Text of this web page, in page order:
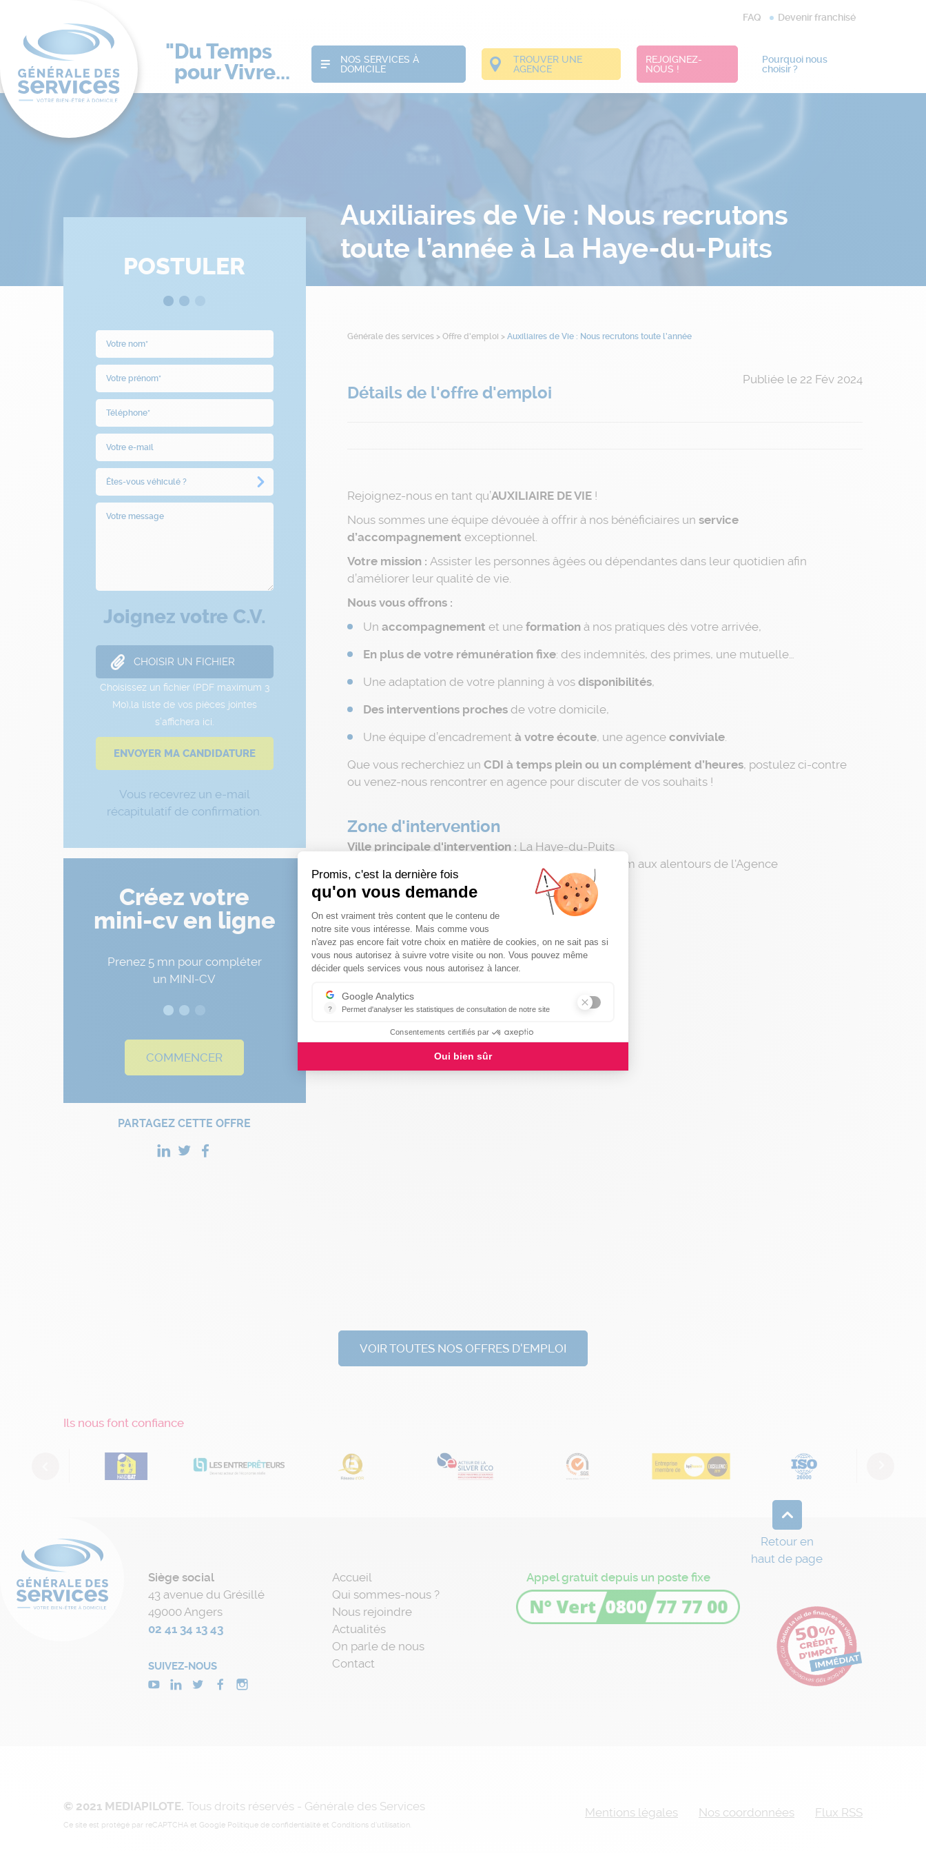
Du Temps
pour Vivre...
FAQ Devenir franchisé
NOS SERVICES À
DOMICILE
TROUVER UNE
AGENCE
REJOIGNEZ-
NOUS !
Pourquoi nous
choisir ?
Auxiliaires de Vie : Nous recrutons
toute l’année à La Haye-du-Puits
POSTULER
Joignez votre C.V.
Vous recevrez un e-mail
récapitulatif de confirmation.
Créez votre
mini-cv en ligne
Prenez 5 mn pour compléter
un MINI-CV
COMMENCER
PARTAGEZ CETTE OFFRE
Générale des services> Offre d'emploi > Auxiliaires de Vie : Nous recrutons toute l’année
Détails de l'offre d'emploi
Publiée le 22 Fév 2024
Rejoignez-nous en tant qu’AUXILIAIRE DE VIE!
Nous sommes une équipe dévouée à offrir à nos bénéficiaires un service
d’accompagnement exceptionnel.
Votre mission : Assister les personnes âgées ou dépendantes dans leur quotidien afin
d’améliorer leur qualité de vie.
Nous vous offrons :
Un accompagnement et une formationà nos pratiques dès votre arrivée,
En plus de votre rémunération fixe: des indemnités, des primes, une mutuelle…
Une adaptation de votre planning à vos disponibilités,
Des interventions prochesde votre domicile,
Une équipe d’encadrement à votre écoute, une agence conviviale.
Que vous recherchiez un CDI à temps plein ou un complément d’heures, postulez ci-contre
ou venez-nous rencontrer en agence pour discuter de vos souhaits !
Zone d'intervention
Ville principale d'intervention : La Haye-du-Puits
10 Km aux alentours de l'Agence
Agence :La Haye du Puits
VOIR TOUTES NOS OFFRES D'EMPLOI
Ils nous font confiance
Next
Siège social
43 avenue du Grésillé
49000 Angers
02 41 34 13 43
SUIVEZ-NOUS
Accueil
Qui sommes-nous ?
Nous rejoindre
Actualités
On parle de nous
Contact
Appel gratuit depuis un poste fixe
Retour en
haut de page
© 2021 MEDIAPILOTE. Tous droits réservés - Générale des Services
Ce site est protégé par reCAPTCHA et Google Politique de confidentialité et Conditions d'utilisation
Mentions légales Nos coordonnées Flux RSS
Promis, c'est la dernière fois
qu'on vous demande
Plateforme de Gestion du Consentement : Personnalisez vos Options
On est vraiment très content que le contenu de
notre site vous intéresse. Mais comme vous
n'avez pas encore fait votre choix en matière de cookies, on ne sait pas si
vous nous autorisez à suivre votre visite ou non. Vous pouvez même
décider quels services vous nous autorisez à lancer.
?
Google Analytics
Permet d'analyser les statistiques de consultation de notre site
Consentements certifiés par
Oui bien sûr
Axeptio consent